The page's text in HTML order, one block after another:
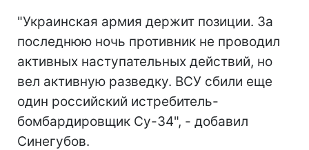
"Украинская армия держит позиции. За
последнюю ночь противник не проводил
активных наступательных действий, но
вел активную разведку. ВСУ сбили еще
один российский истребитель-
бомбардировщик Су-34", - добавил
Синегубов.